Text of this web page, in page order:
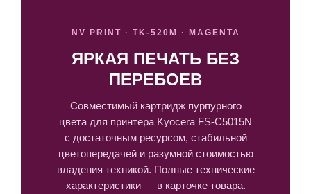
NV PRINT · TK-520M · MAGENTA
ЯРКАЯ ПЕЧАТЬ БЕЗ
ПЕРЕБОЕВ
Совместимый картридж пурпурного
цвета для принтера Kyocera FS-C5015N
с достаточным ресурсом, стабильной
цветопередачей и разумной стоимостью
владения техникой. Полные технические
характеристики — в карточке товара.